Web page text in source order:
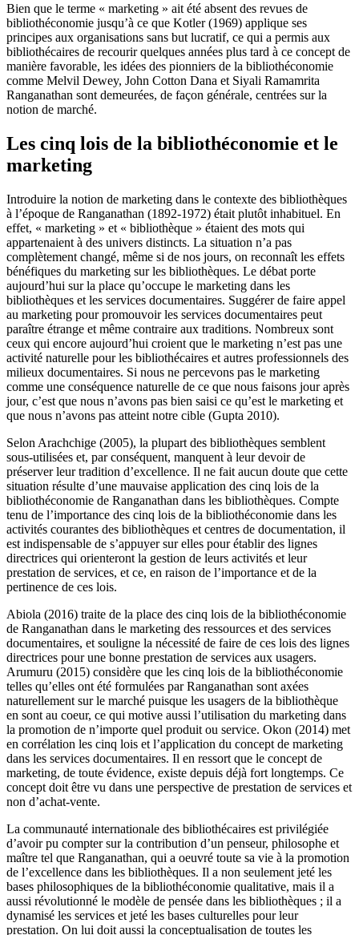
Bien que le terme « marketing » ait été absent des revues de
bibliothéconomie jusqu’à ce que Kotler (1969) applique ses
principes aux organisations sans but lucratif, ce qui a permis aux
bibliothécaires de recourir quelques années plus tard à ce concept de
manière favorable, les idées des pionniers de la bibliothéconomie
comme Melvil Dewey, John Cotton Dana et Siyali Ramamrita
Ranganathan sont demeurées, de façon générale, centrées sur la
notion de marché.
Les cinq lois de la bibliothéconomie et le
marketing
Introduire la notion de marketing dans le contexte des bibliothèques
à l’époque de Ranganathan (1892-1972) était plutôt inhabituel. En
effet, « marketing » et « bibliothèque » étaient des mots qui
appartenaient à des univers distincts. La situation n’a pas
complètement changé, même si de nos jours, on reconnaît les effets
bénéfiques du marketing sur les bibliothèques. Le débat porte
aujourd’hui sur la place qu’occupe le marketing dans les
bibliothèques et les services documentaires. Suggérer de faire appel
au marketing pour promouvoir les services documentaires peut
paraître étrange et même contraire aux traditions. Nombreux sont
ceux qui encore aujourd’hui croient que le marketing n’est pas une
activité naturelle pour les bibliothécaires et autres professionnels des
milieux documentaires. Si nous ne percevons pas le marketing
comme une conséquence naturelle de ce que nous faisons jour après
jour, c’est que nous n’avons pas bien saisi ce qu’est le marketing et
que nous n’avons pas atteint notre cible (Gupta 2010).
Selon Arachchige (2005), la plupart des bibliothèques semblent
sous-utilisées et, par conséquent, manquent à leur devoir de
préserver leur tradition d’excellence. Il ne fait aucun doute que cette
situation résulte d’une mauvaise application des cinq lois de la
bibliothéconomie de Ranganathan dans les bibliothèques. Compte
tenu de l’importance des cinq lois de la bibliothéconomie dans les
activités courantes des bibliothèques et centres de documentation, il
est indispensable de s’appuyer sur elles pour établir des lignes
directrices qui orienteront la gestion de leurs activités et leur
prestation de services, et ce, en raison de l’importance et de la
pertinence de ces lois.
Abiola (2016) traite de la place des cinq lois de la bibliothéconomie
de Ranganathan dans le marketing des ressources et des services
documentaires, et souligne la nécessité de faire de ces lois des lignes
directrices pour une bonne prestation de services aux usagers.
Arumuru (2015) considère que les cinq lois de la bibliothéconomie
telles qu’elles ont été formulées par Ranganathan sont axées
naturellement sur le marché puisque les usagers de la bibliothèque
en sont au coeur, ce qui motive aussi l’utilisation du marketing dans
la promotion de n’importe quel produit ou service. Okon (2014) met
en corrélation les cinq lois et l’application du concept de marketing
dans les services documentaires. Il en ressort que le concept de
marketing, de toute évidence, existe depuis déjà fort longtemps. Ce
concept doit être vu dans une perspective de prestation de services et
non d’achat-vente.
La communauté internationale des bibliothécaires est privilégiée
d’avoir pu compter sur la contribution d’un penseur, philosophe et
maître tel que Ranganathan, qui a oeuvré toute sa vie à la promotion
de l’excellence dans les bibliothèques. Il a non seulement jeté les
bases philosophiques de la bibliothéconomie qualitative, mais il a
aussi révolutionné le modèle de pensée dans les bibliothèques ; il a
dynamisé les services et jeté les bases culturelles pour leur
prestation. On lui doit aussi la conceptualisation de toutes les